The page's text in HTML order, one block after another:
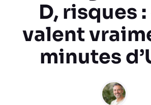
D, risques
valent
minutes